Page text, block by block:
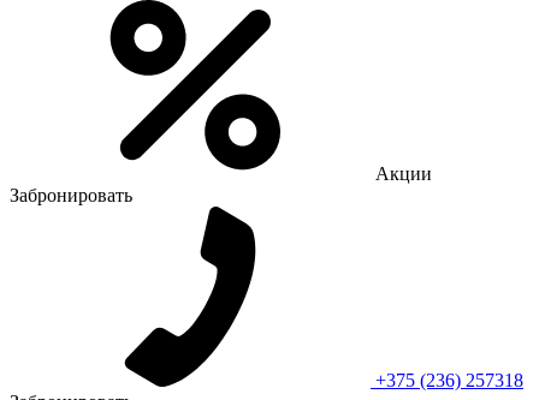
Акции
Забронировать
+375 (236) 257318